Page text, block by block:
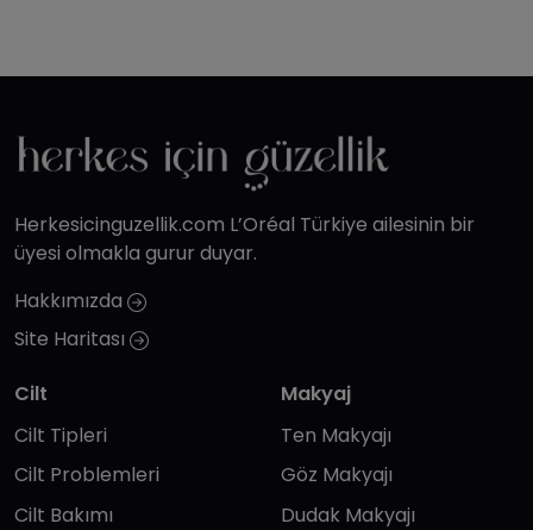
Herkesicinguzellik.com L’Oréal Türkiye ailesinin bir
üyesi olmakla gurur duyar.
Hakkımızda
Site Haritası
Cilt
Cilt Tipleri
Cilt Problemleri
Cilt Bakımı
Makyaj
Ten Makyajı
Göz Makyajı
Dudak Makyajı